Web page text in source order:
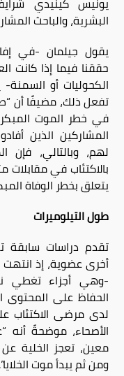
البشرية، والباحث
يقول جيلمان -في
حققنا فيما إذا كانت
الكحوليات أو
تفعل ذلك، مضيفًا أن
في خطر الموت
المشاركين الذين
لهم، وبالتالي، فإن
بالاكتئاب في مقابلات
يتعلق بخطر الوفاة
طول التيلوميرات
تقدم دراسات سابقة
أخرى عضوية، إذ
-وهي أجزاء تغطي
الحفاظ على المحتوى
لدى مرضى الاكتئاب
الأصحاء، موضحةً أنه
معين، تعجز الخلية
ومن ثم يبدأ موت الخلايا”.